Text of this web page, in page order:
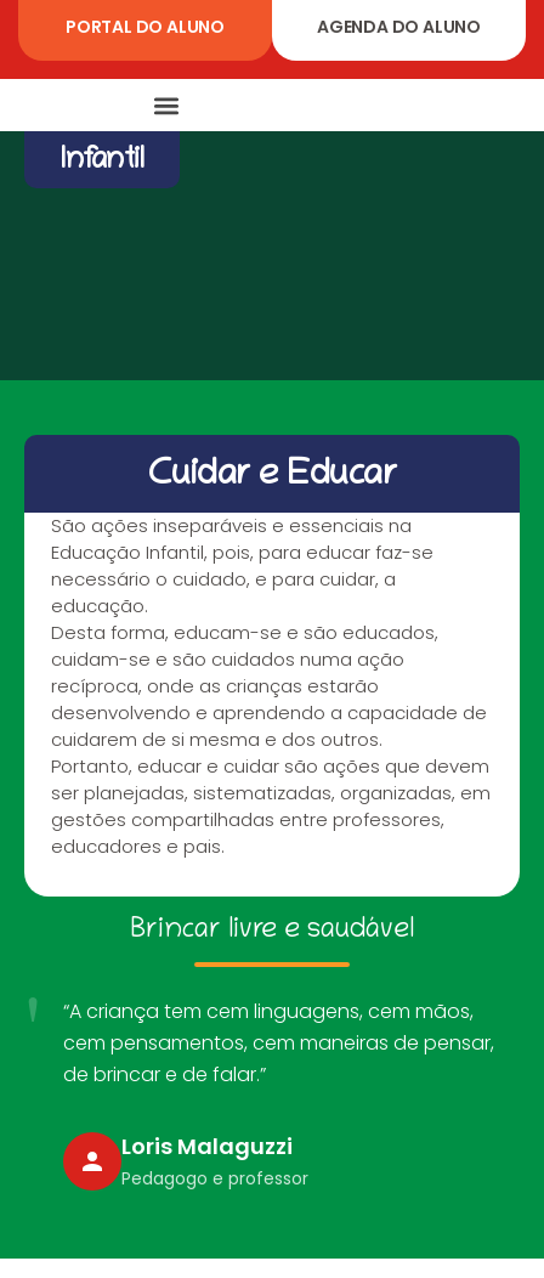
PORTAL DO ALUNO AGENDA DO ALUNO
Infantil
Cuidar e Educar
São ações inseparáveis e essenciais na
Educação Infantil, pois, para educar faz-se
necessário o cuidado, e para cuidar, a
educação.
Desta forma, educam-se e são educados,
cuidam-se e são cuidados numa ação
recíproca, onde as crianças estarão
desenvolvendo e aprendendo a capacidade de
cuidarem de si mesma e dos outros.
Portanto, educar e cuidar são ações que devem
ser planejadas, sistematizadas, organizadas, em
gestões compartilhadas entre professores,
educadores e pais.
Brincar livre e saudável
"
“A criança tem cem linguagens, cem mãos,
cem pensamentos, cem maneiras de pensar,
de brincar e de falar.”
Loris Malaguzzi
Pedagogo e professor